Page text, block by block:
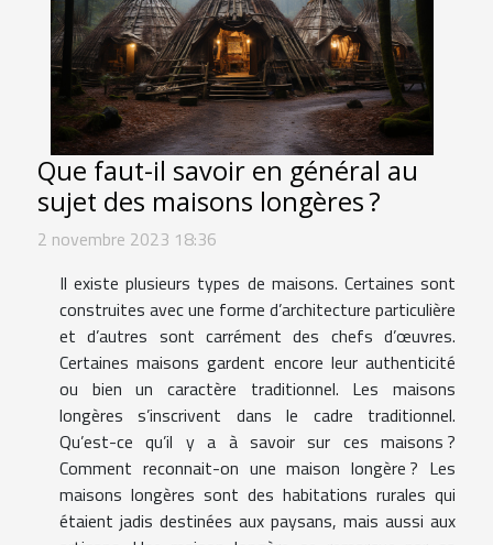
Que faut-il savoir en général au
sujet des maisons longères ?
2 novembre 2023 18:36
Il existe plusieurs types de maisons. Certaines sont
construites avec une forme d’architecture particulière
et d’autres sont carrément des chefs d’œuvres.
Certaines maisons gardent encore leur authenticité
ou bien un caractère traditionnel. Les maisons
longères s’inscrivent dans le cadre traditionnel.
Qu’est-ce qu’il y a à savoir sur ces maisons ?
Comment reconnait-on une maison longère ? Les
maisons longères sont des habitations rurales qui
étaient jadis destinées aux paysans, mais aussi aux